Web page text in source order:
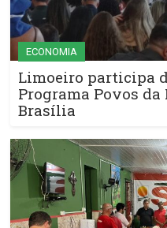
ECONOMIA
Limoeiro participa
Programa Povos
Brasília